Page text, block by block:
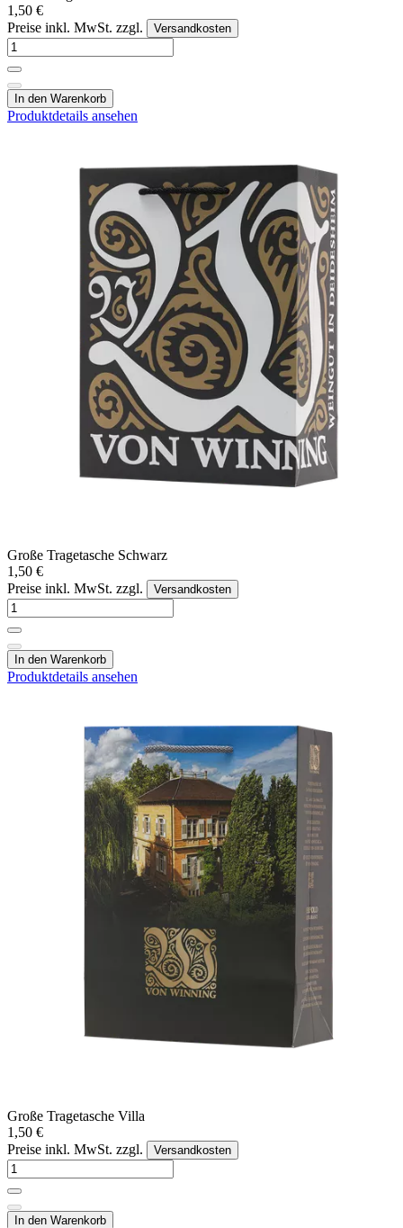
1,50 €
Preise inkl. MwSt. zzgl.
Versandkosten
In den Warenkorb
Produktdetails ansehen
Große Tragetasche Schwarz
1,50 €
Preise inkl. MwSt. zzgl.
Versandkosten
In den Warenkorb
Produktdetails ansehen
Große Tragetasche Villa
1,50 €
Preise inkl. MwSt. zzgl.
Versandkosten
In den Warenkorb